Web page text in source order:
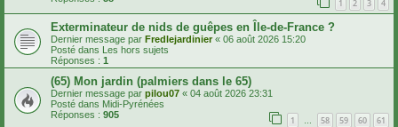
1 2 3 4
Exterminateur de nids de guêpes en Île-de-France ?
Dernier message par Fredlejardinier« 06 août 2026 15:20
Posté dans
Les hors sujets
Réponses : 1
(65) Mon jardin (palmiers dans le 65)
Dernier message par pilou07 « 04 août 2026 23:31
Posté dans Midi-Pyrénées
Réponses : 905 1 … 58 59 60 61